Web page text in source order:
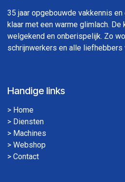
35 jaar opgebouwde vakkennis
klaar met een warme glimlach. De
welgekend en onberispelijk. Zo
schrijnwerkers en alle liefhebbers
Handige links
> Home
> Diensten
> Machines
> Webshop
> Contact